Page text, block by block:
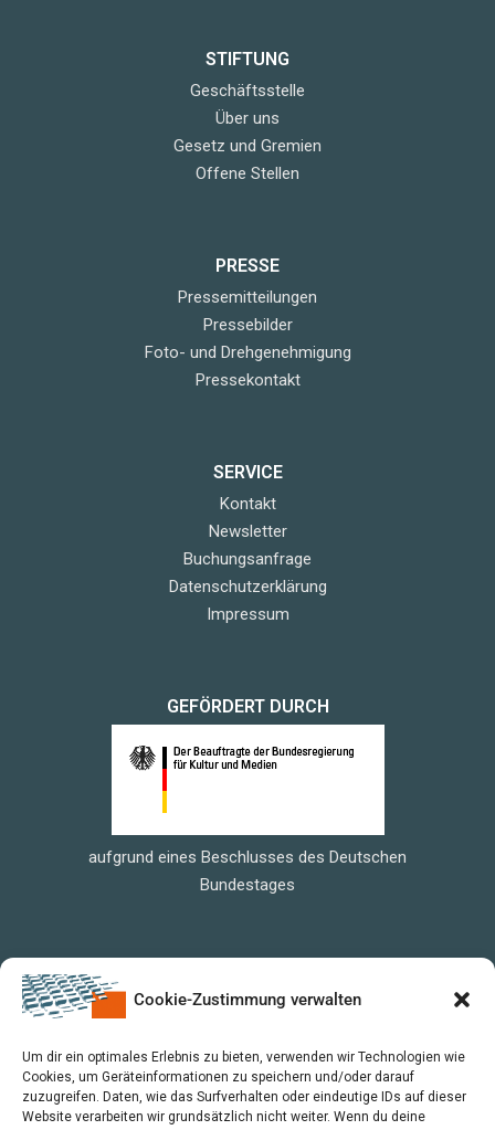
Cookie-Zustimmung verwalten
Um dir ein optimales Erlebnis zu bieten, verwenden wir Technologien wie
Cookies, um Geräteinformationen zu speichern und/oder darauf
zuzugreifen. Daten, wie das Surfverhalten oder eindeutige IDs auf dieser
Website verarbeiten wir grundsätzlich nicht weiter. Wenn du deine
STIFTUNG
Geschäftsstelle
Über uns
Gesetz und Gremien
Offene Stellen
PRESSE
Pressemitteilungen
Pressebilder
Foto- und Drehgenehmigung
Pressekontakt
SERVICE
Kontakt
Newsletter
Buchungsanfrage
Datenschutzerklärung
Impressum
GEFÖRDERT DURCH
aufgrund eines Beschlusses des Deutschen
Bundestages